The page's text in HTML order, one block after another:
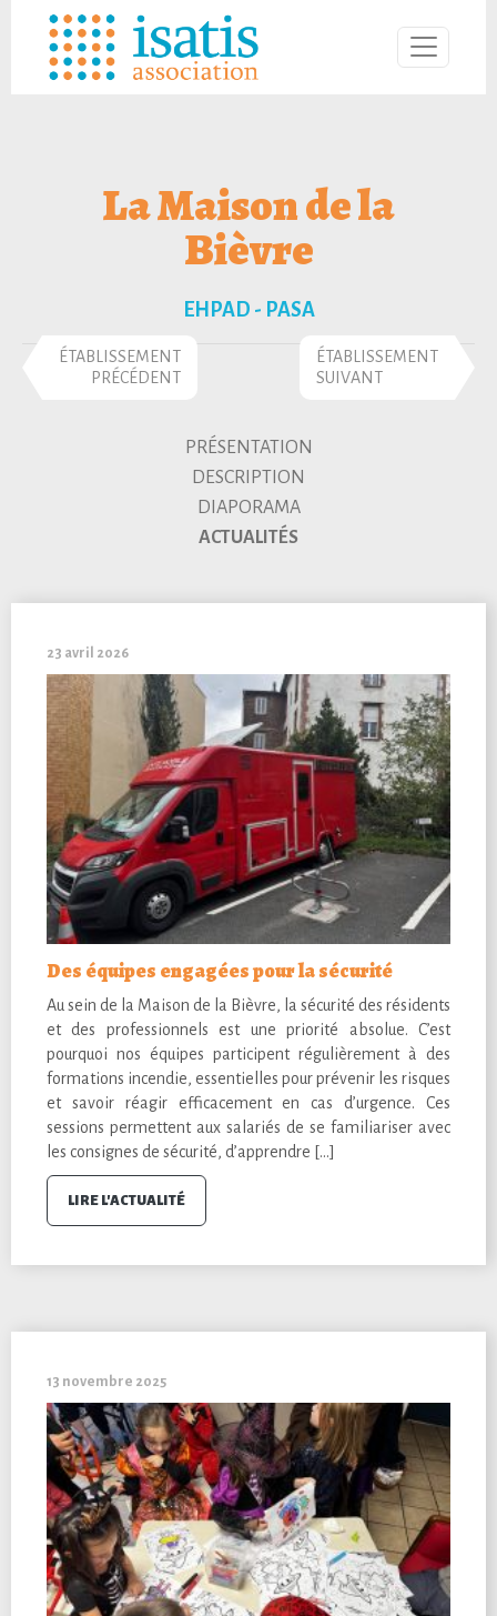
La Maison de la
Bièvre
EHPAD - PASA
ÉTABLISSEMENT
PRÉCÉDENT
ÉTABLISSEMENT
SUIVANT
PRÉSENTATION
DESCRIPTION
DIAPORAMA
ACTUALITÉS
23 avril 2026
Des équipes engagées pour la sécurité
Au sein de la Maison de la Bièvre, la sécurité des résidents
et des professionnels est une priorité absolue. C’est
pourquoi nos équipes participent régulièrement à des
formations incendie, essentielles pour prévenir les risques
et savoir réagir efficacement en cas d’urgence. Ces
sessions permettent aux salariés de se familiariser avec
les consignes de sécurité, d’apprendre […]
LIRE L'ACTUALITÉ
13 novembre 2025